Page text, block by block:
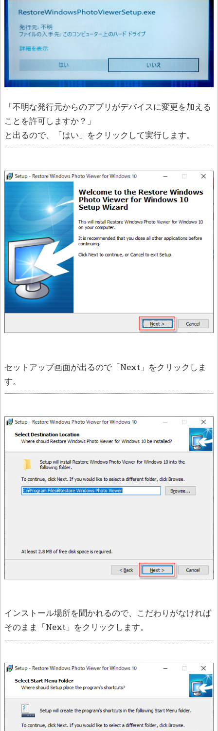
「不明な発行元からのアプリがデバイスに変更を加える
ことを許可しますか？」
と出るので、「はい」をクリックして実行します。
セットアップ画面が出るので「Next」をクリックしま
す。
インストール場所を聞かれるので、こだわりがなければ
そのまま「Next」をクリックします。